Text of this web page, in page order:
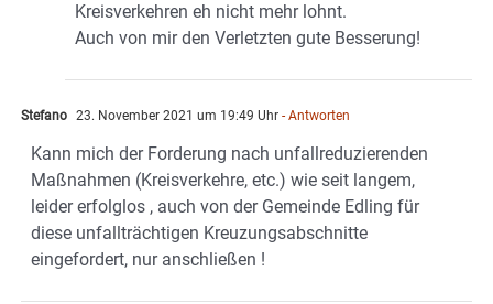
Kreisverkehren eh nicht mehr lohnt.
Auch von mir den Verletzten gute Besserung!
Stefano 23. November 2021 um 19:49 Uhr - Antworten
Kann mich der Forderung nach unfallreduzierenden
Maßnahmen (Kreisverkehre, etc.) wie seit langem,
leider erfolglos , auch von der Gemeinde Edling für
diese unfallträchtigen Kreuzungsabschnitte
eingefordert, nur anschließen !